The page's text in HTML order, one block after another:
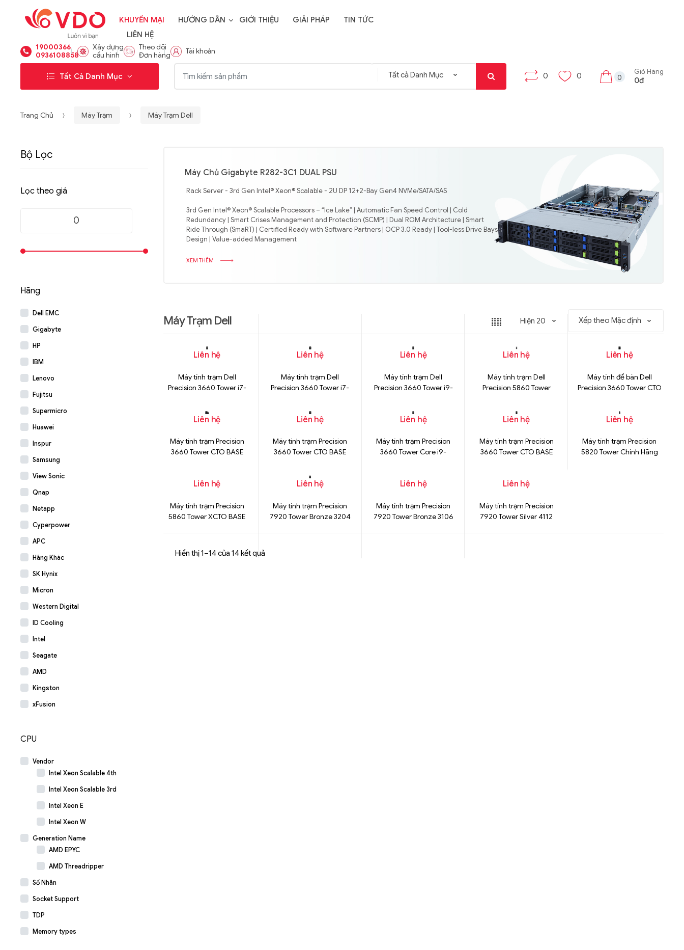
KHUYẾN MẠI HƯỚNG DẪN GIỚI THIỆU GIẢI PHÁP
TIN TỨC
LIÊN HỆ
19000366
0936108858
Xây dựng
cấu hình
Theo dõi
Đơn hàng
Tài khoản
Tất Cả Danh Mục 0 0 0
Giỏ Hàng
0đ
Trang Chủ Máy Trạm Máy Trạm Dell
Máy Chủ Gigabyte R282-3C1 DUAL PSU
Rack Server - 3rd Gen Intel® Xeon® Scalable - 2U DP 12+2-Bay Gen4 NVMe/SATA/SAS
3rd Gen Intel® Xeon® Scalable Processors – “Ice Lake” | Automatic Fan Speed Control | Cold
Redundancy | Smart Crises Management and Protection (SCMP) | Dual ROM Architecture | Smart
Ride Through (SmaRT) | Certified Ready with Software Partners | OCP 3.0 Ready | Tool-less Drive Bays
Design | Value-added Management
XEM THÊM
Máy Trạm Dell
Liên hệ
Máy tính trạm Dell
Precision 3660 Tower i7-
Liên hệ
Máy tính trạm Dell
Precision 3660 Tower i7-
Liên hệ
Máy tính trạm Dell
Precision 3660 Tower i9-
Liên hệ
Máy tính trạm Dell
Precision 5860 Tower
Hãng
Liên hệ
Máy tính để bàn Dell
Precision 3660 Tower CTO
Liên hệ
Máy tính trạm Precision
3660 Tower CTO BASE
Liên hệ
Máy tính trạm Precision
3660 Tower CTO BASE
Hãng
Liên hệ
Máy tính trạm Precision
3660 Tower Core i9-
Liên hệ
Máy tính trạm Precision
3660 Tower CTO BASE
Liên hệ
Máy tính trạm Precision
5820 Tower Chính Hãng
Liên hệ
Máy tính trạm Precision
5860 Tower XCTO BASE
Liên hệ
Máy tính trạm Precision
7920 Tower Bronze 3204
Liên hệ
Máy tính trạm Precision
7920 Tower Bronze 3106
Liên hệ
Máy tính trạm Precision
7920 Tower Silver 4112
Hiển thị 1–14 của 14 kết quả
Bộ Lọc
Lọc theo giá
Hãng
Dell EMC
Gigabyte
HP
IBM
Lenovo
Fujitsu
Supermicro
Huawei
Inspur
Samsung
View Sonic
Qnap
Netapp
Cyperpower
APC
Hãng Khác
SK Hynix
Micron
Western Digital
ID Cooling
Intel
Seagate
AMD
Kingston
xFusion
CPU
Vendor
Intel Xeon Scalable 4th
Intel Xeon Scalable 3rd
Intel Xeon E
Intel Xeon W
Generation Name
AMD EPYC
AMD Threadripper
Số Nhân
Socket Support
TDP
Memory types